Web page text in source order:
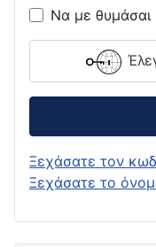
Να με θυμάσαι
Ξεχάσατε τον
Ξεχάσατε το